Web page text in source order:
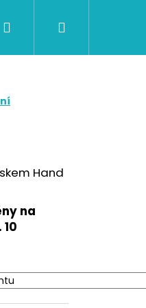
BAZAR
Přihlášení
Hand
na